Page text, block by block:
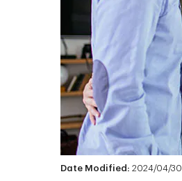
Date Modified: 2024/04/30